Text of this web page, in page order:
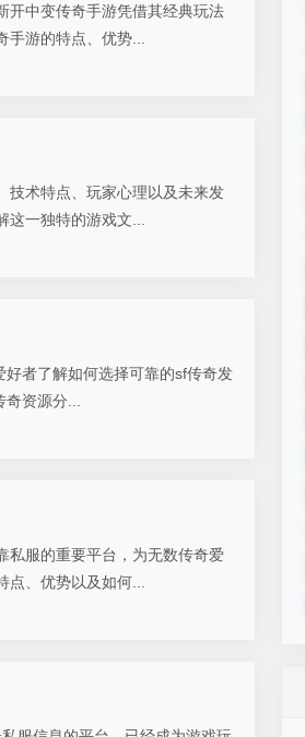
开中变传奇手游凭借其经典玩法
游的特点、优势...
技术特点、玩家心理以及未来发
一独特的游戏文...
者了解如何选择可靠的sf传奇发
资源分...
私服的重要平台，为无数传奇爱
、优势以及如何...